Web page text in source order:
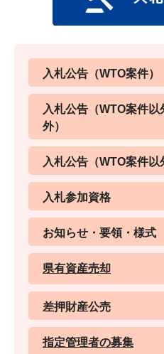
入札公告（WTO案件）
入札公告（WTO案件
外）
入札公告（WTO案件以
入札参加資格
お知らせ・要領・様式
県有資産売却
差押財産公売
指定管理者の募集